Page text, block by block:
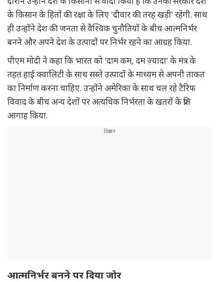
के किसान के हितों की रक्षा के लिए 'दीवार की तरह खड़ी' रहेगी. साथ
ही उन्होंने देश की जनता से वैश्विक चुनौतियों के बीच आत्मनिर्भर
बनने और अपने देश के उत्पादों पर निर्भर रहने का आग्रह किया.
पीएम मोदी ने कहा कि भारत को 'दाम कम, दम ज़्यादा' के मंत्र के
तहत हाई क्वालिटी के साथ सस्ते उत्पादों के माध्यम से अपनी ताकत
का निर्माण करना चाहिए. उन्होंने अमेरिका के साथ चल रहे टैरिफ
विवाद के बीच अन्य देशों पर अत्यधिक निर्भरता के खतरों के प्रति
आगाह किया.
आत्मनिर्भर बनने पर दिया जोर